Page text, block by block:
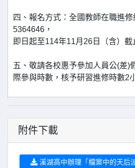
四、報名方式：全國教師在職進修
5364646，
即日起至114年11月26日（含）截
五、敬請各校惠予參加人員公(差)
際參與時數，核予研習進修時數2
附件下載
溪湖高中辦理「檔案中的天后